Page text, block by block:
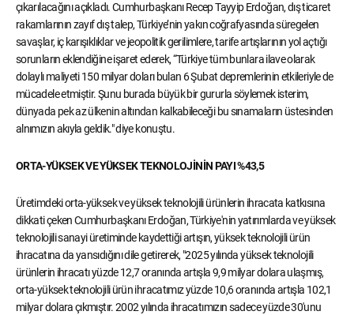
çıkarılacağını açıkladı. Cumhurbaşkanı Recep Tayyip Erdoğan, dış ticaret
rakamlarının zayıf dış talep, Türkiye’nin yakın coğrafyasında süregelen
savaşlar, iç karışıklıklar ve jeopolitik gerilimlere, tarife artışlarının yol açtığı
sorunların eklendiğine işaret ederek, “Türkiye tüm bunlara ilave olarak
dolaylı maliyeti 150 milyar doları bulan 6 Şubat depremlerinin etkileriyle de
mücadele etmiştir. Şunu burada büyük bir gururla söylemek isterim,
dünyada pek az ülkenin altından kalkabileceği bu sınamaların üstesinden
alnımızın akıyla geldik." diye konuştu.
ORTA-YÜKSEK VE YÜKSEK TEKNOLOJİNİN PAYI %43,5
Üretimdeki orta-yüksek ve yüksek teknolojili ürünlerin ihracata katkısına
dikkati çeken Cumhurbaşkanı Erdoğan, Türkiye'nin yatırımlarda ve yüksek
teknolojili sanayi üretiminde kaydettiği artışın, yüksek teknolojili ürün
ihracatına da yansıdığını dile getirerek, "2025 yılında yüksek teknolojili
ürünlerin ihracatı yüzde 12,7 oranında artışla 9,9 milyar dolara ulaşmış,
orta-yüksek teknolojili ürün ihracatımız yüzde 10,6 oranında artışla 102,1
milyar dolara çıkmıştır. 2002 yılında ihracatımızın sadece yüzde 30'unu